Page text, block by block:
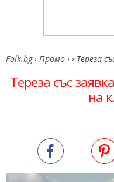
Folk.bg › Промо › › Тереза
Тереза със
на